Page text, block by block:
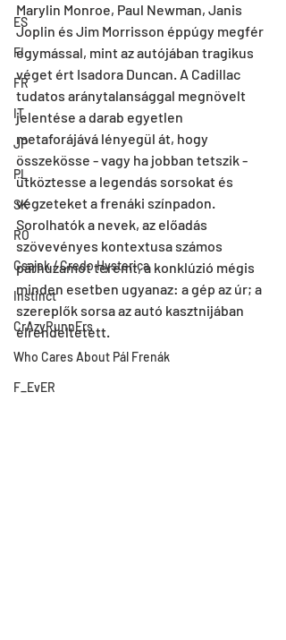
ES
FI
FR
IT
JP
PL
SK
RO
Csajok / Credo Hysterica
Instinct
CrAzyRunnErs
Who Cares About Pál Frenák
F_EvER
Marylin Monroe, Paul Newman, Janis
Joplin és Jim Morrisson éppúgy megfér
egymással, mint az autójában tragikus
véget ért Isadora Duncan. A Cadillac
tudatos aránytalansággal megnövelt
jelentése a darab egyetlen
metaforájává lényegül át, hogy
összekösse - vagy ha jobban tetszik -
ütköztesse a legendás sorsokat és
végzeteket a frenáki színpadon.
Sorolhatók a nevek, az előadás
szövevényes kontextusa számos
párhuzamot teremt, a konklúzió mégis
minden esetben ugyanaz: a gép az úr; a
szereplők sorsa az autó kasztnijában
elrendeltetett.